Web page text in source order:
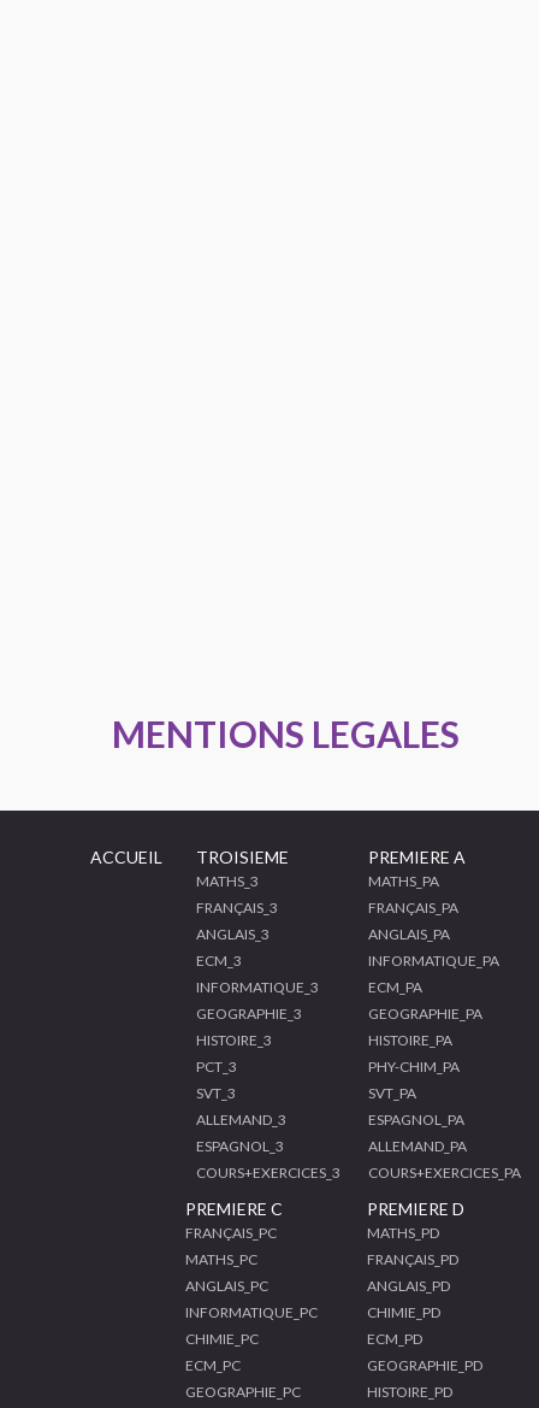
MENTIONS LEGALES
ACCUEIL TROISIEME
MATHS_3
FRANÇAIS_3
ANGLAIS_3
ECM_3
INFORMATIQUE_3
GEOGRAPHIE_3
HISTOIRE_3
PCT_3
SVT_3
ALLEMAND_3
ESPAGNOL_3
COURS+EXERCICES_3
PREMIERE A
MATHS_PA
FRANÇAIS_PA
ANGLAIS_PA
INFORMATIQUE_PA
ECM_PA
GEOGRAPHIE_PA
HISTOIRE_PA
PHY-CHIM_PA
SVT_PA
ESPAGNOL_PA
ALLEMAND_PA
COURS+EXERCICES_PA
PREMIERE C
FRANÇAIS_PC
MATHS_PC
ANGLAIS_PC
INFORMATIQUE_PC
CHIMIE_PC
ECM_PC
GEOGRAPHIE_PC
PREMIERE D
MATHS_PD
FRANÇAIS_PD
ANGLAIS_PD
CHIMIE_PD
ECM_PD
GEOGRAPHIE_PD
HISTOIRE_PD